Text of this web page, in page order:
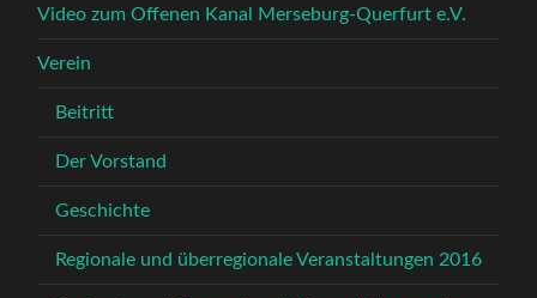
Video zum Offenen Kanal Merseburg-Querfurt e.V.
Verein
Beitritt
Der Vorstand
Geschichte
Regionale und überregionale Veranstaltungen 2016